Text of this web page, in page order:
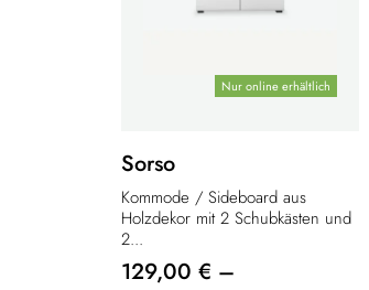
Nur online erhältlich
Sorso
Kommode / Sideboard aus
Holzdekor mit 2 Schubkästen und
2...
129,00 € –